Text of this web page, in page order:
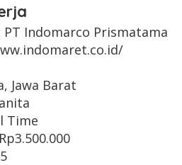
PT Indomarco Prismatama
Jawa Barat
Time
3.500.000